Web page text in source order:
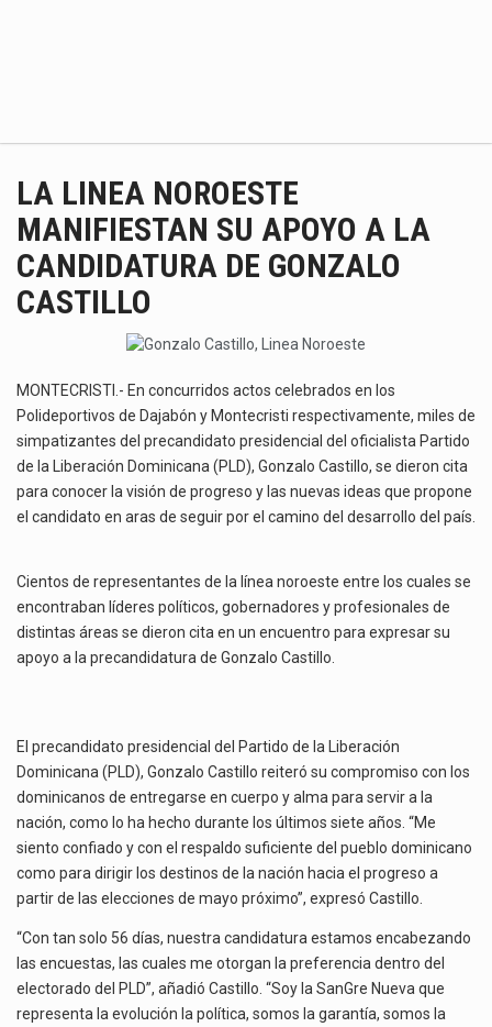
LA LINEA NOROESTE
MANIFIESTAN SU APOYO A LA
CANDIDATURA DE GONZALO
CASTILLO
MONTECRISTI.- En concurridos actos celebrados en los
Polideportivos de Dajabón y Montecristi respectivamente, miles de
simpatizantes del precandidato presidencial del oficialista Partido
de la Liberación Dominicana (PLD), Gonzalo Castillo, se dieron cita
para conocer la visión de progreso y las nuevas ideas que propone
el candidato en aras de seguir por el camino del desarrollo del país.
Cientos de representantes de la línea noroeste entre los cuales se
encontraban líderes políticos, gobernadores y profesionales de
distintas áreas se dieron cita en un encuentro para expresar su
apoyo a la precandidatura de Gonzalo Castillo.
El precandidato presidencial del Partido de la Liberación
Dominicana (PLD), Gonzalo Castillo reiteró su compromiso con los
dominicanos de entregarse en cuerpo y alma para servir a la
nación, como lo ha hecho durante los últimos siete años. “Me
siento confiado y con el respaldo suficiente del pueblo dominicano
como para dirigir los destinos de la nación hacia el progreso a
partir de las elecciones de mayo próximo”, expresó Castillo.
“Con tan solo 56 días, nuestra candidatura estamos encabezando
las encuestas, las cuales me otorgan la preferencia dentro del
electorado del PLD”, añadió Castillo. “Soy la SanGre Nueva que
representa la evolución la política, somos la garantía, somos la